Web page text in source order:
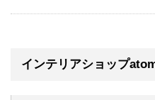
インテリアショップ